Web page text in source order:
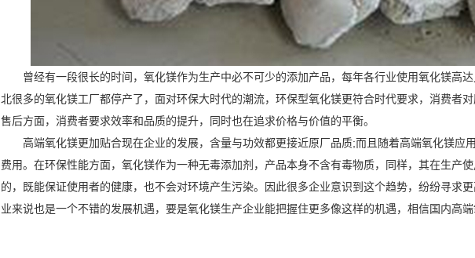
曾经有一段很长的时间，氧化镁作为生产中必不可少的添加产品，每年各行业使用氧化镁高
北很多的氧化镁工厂都停产了，面对环保大时代的潮流，环保型氧化镁更符合时代要求，消费者
售后方面，消费者要求效率和品质的提升，同时也在追求价格与价值的平衡。
高端氧化镁更加贴合现在企业的发展，含量与功效都更接近原厂品质;而且随着高端氧化镁应
费用。在环保性能方面，氧化镁作为一种无毒添加剂，产品本身不含有毒物质，同样，其在生产
的，既能保证使用者的健康，也不会对环境产生污染。因此很多企业意识到这个趋势，纷纷寻求
业来说也是一个不错的发展机遇，要是氧化镁生产企业能把握住更多像这样的机遇，相信国内高端